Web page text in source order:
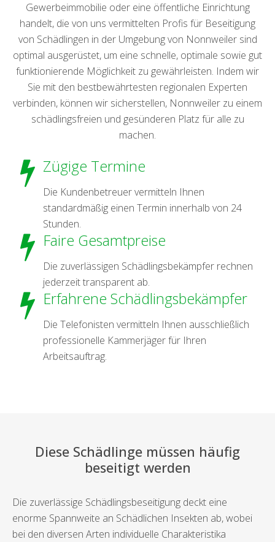
Gewerbeimmobilie oder eine öffentliche Einrichtung
handelt, die von uns vermittelten Profis für Beseitigung
von Schädlingen in der Umgebung von Nonnweiler sind
optimal ausgerüstet, um eine schnelle, optimale sowie gut
funktionierende Möglichkeit zu gewährleisten. Indem wir
Sie mit den bestbewährtesten regionalen Experten
verbinden, können wir sicherstellen, Nonnweiler zu einem
schädlingsfreien und gesünderen Platz für alle zu
machen.
Zügige Termine
Die Kundenbetreuer vermitteln Ihnen
standardmäßig einen Termin innerhalb von 24
Stunden.
Faire Gesamtpreise
Die zuverlässigen Schädlingsbekämpfer rechnen
jederzeit transparent ab.
Erfahrene Schädlingsbekämpfer
Die Telefonisten vermitteln Ihnen ausschließlich
professionelle Kammerjäger für Ihren
Arbeitsauftrag.
Diese Schädlinge müssen häufig
beseitigt werden
Die zuverlässige Schädlingsbeseitigung deckt eine
enorme Spannweite an Schädlichen Insekten ab, wobei
bei den diversen Arten individuelle Charakteristika